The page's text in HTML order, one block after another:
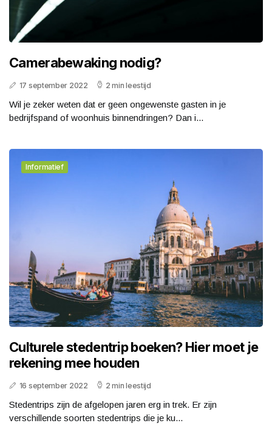
Camerabewaking nodig?
17 september 2022 2 min leestijd
Wil je zeker weten dat er geen ongewenste gasten in je
bedrijfspand of woonhuis binnendringen? Dan i...
Informatief
Culturele stedentrip boeken? Hier moet je
rekening mee houden
16 september 2022 2 min leestijd
Stedentrips zijn de afgelopen jaren erg in trek. Er zijn
verschillende soorten stedentrips die je ku...